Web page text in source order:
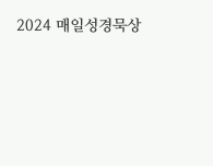
2024 매일성경묵상